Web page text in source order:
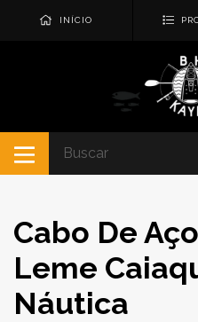
INÍCIO
Cabo De
Leme
Náutica